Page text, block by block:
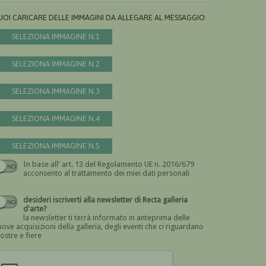
CARICARE DELLE IMMAGINI DA ALLEGARE AL MESSAGGIO:
SELEZIONA IMMAGINE N.1
SELEZIONA IMMAGINE N.2
SELEZIONA IMMAGINE N.3
SELEZIONA IMMAGINE N.4
SELEZIONA IMMAGINE N.5
In base all' art. 13 del Regolamento UE n. 2016/679
acconsento al trattamento dei miei dati personali
Devi dare il consenso
desideri iscriverti alla newsletter di Recta galleria
d'arte?
la newsletter ti terrà informato in anteprima delle
acquisizioni della galleria, degli eventi che ci riguardano
e fiere